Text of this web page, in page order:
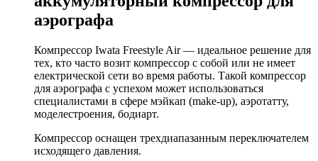
аэрографа
Компрессор Iwata Freestyle Air — идеальное решение для
тех, кто часто возит компрессор с собой или не имеет
електрической сети во время работы. Такой компрессор
для аэрографа с успехом может использоваться
специалистами в сфере мэйкап (make-up), аэротатту,
моделестроения, бодиарт.
Компрессор оснащен трехдиапазанным переключателем
исходящего давления.